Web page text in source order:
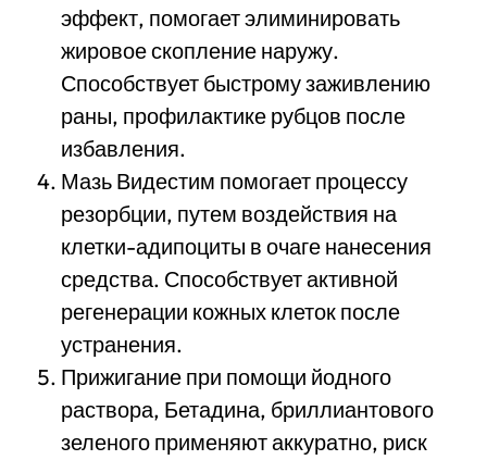
эффект, помогает элиминировать
жировое скопление наружу.
Способствует быстрому заживлению
раны, профилактике рубцов после
избавления.
Мазь Видестим помогает процессу
резорбции, путем воздействия на
клетки-адипоциты в очаге нанесения
средства. Способствует активной
регенерации кожных клеток после
устранения.
Прижигание при помощи йодного
раствора, Бетадина, бриллиантового
зеленого применяют аккуратно, риск